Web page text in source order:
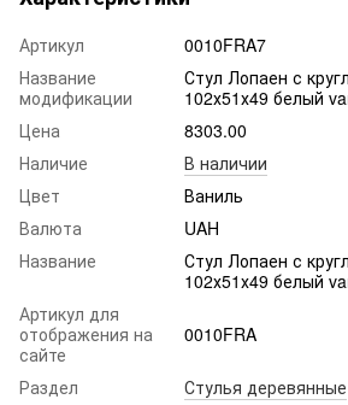
Артикул
0010FRA7
Название
модификации
Стул Лопаен с
102х51х49 белый
Цена
8303.00
Наличие
В наличии
Цвет
Ваниль
Валюта
UAH
Название
Стул Лопаен с
102х51х49 белый
Артикул для
отображения на
сайте
0010FRA
Раздел
Стулья деревянные